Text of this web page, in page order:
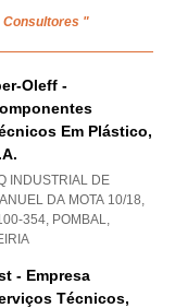
Consultores "
Oleff -
Em Plástico,
INDUSTRIAL DE
DA MOTA 10/18,
354, POMBAL,
- Empresa
Técnicos,